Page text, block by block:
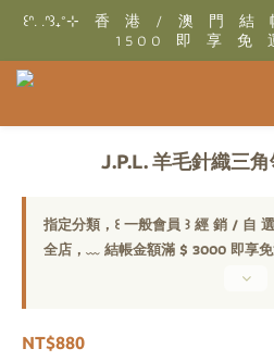
꒰ᐢ. .ᐢ꒱₊˚⊹　結　帳　金　額　滿
免　運　優
꒰ᐢ. .ᐢ꒱₊˚⊹　香　港　/　澳　門　結
1 5 0 0　即　享　免
꒰ᐢ. .ᐢ꒱₊˚⊹　結　帳　金　額　滿
免　運　優
J.P.L. 羊毛針織三
指定分類，꒰ 一般會員 ꒱ 經 銷 / 自
全店，﹏ 結帳金額滿 $ 3000 即享
NT$880